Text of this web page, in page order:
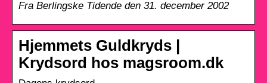
Fra Berlingske Tidende den 31. december 2002
Hjemmets Guldkryds |
Krydsord hos magsroom.dk